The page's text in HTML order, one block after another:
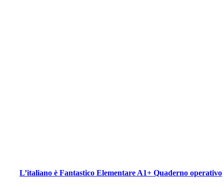
L’italiano è Fantastico Elementare A1+ Quaderno operativo